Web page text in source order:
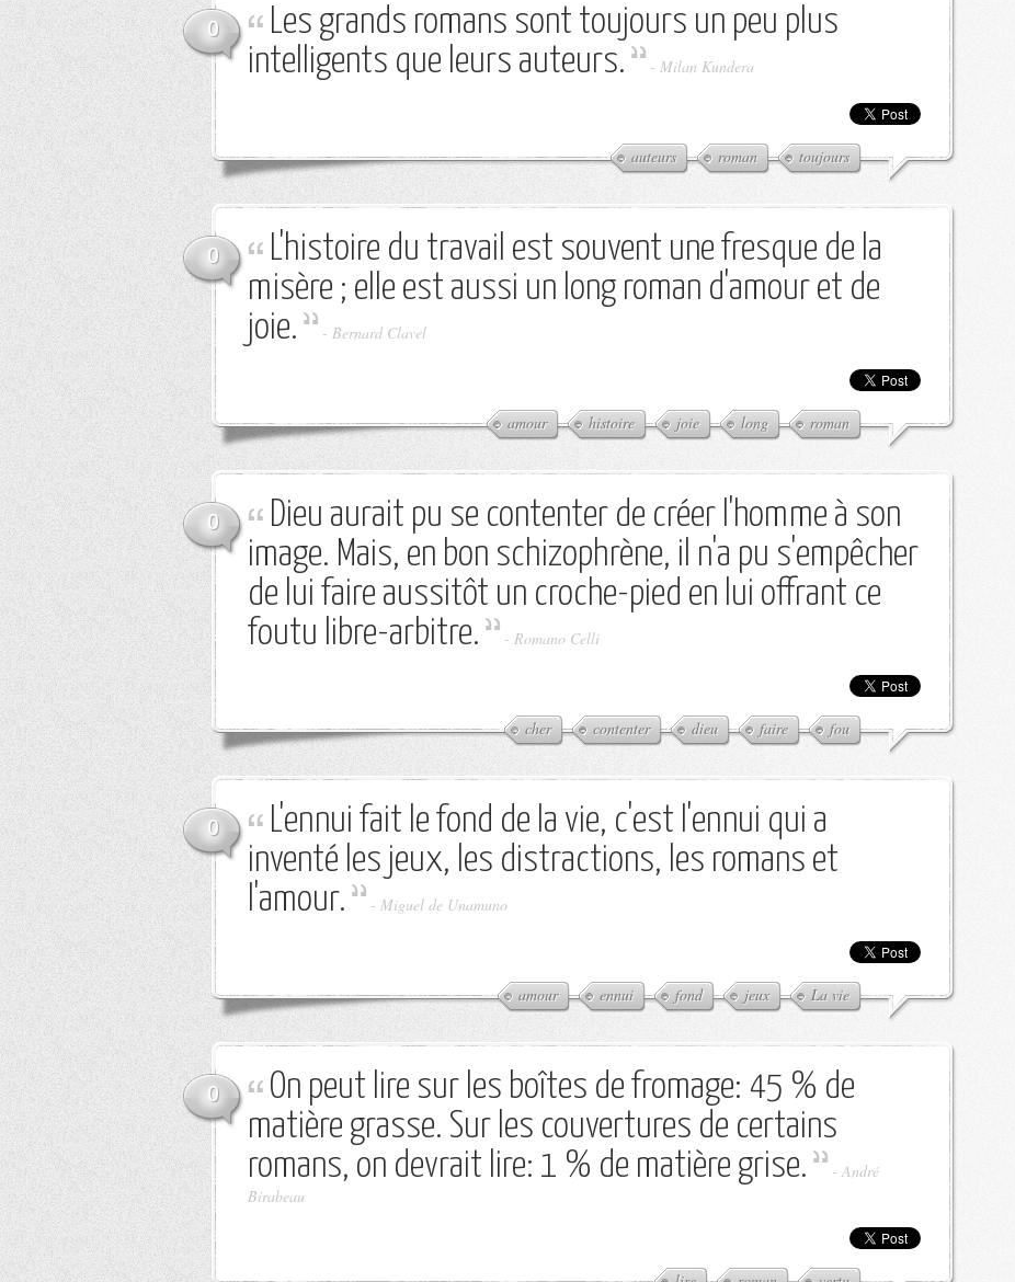
0
Les grands romans sont toujours un peu plus
intelligents que leurs auteurs.
- Milan Kundera
auteurs roman toujours
0
L'histoire du travail est souvent une fresque de la
misère ; elle est aussi un long roman d'amour et de
joie.
- Bernard Clavel
amour histoire joie long roman
0
Dieu aurait pu se contenter de créer l'homme à son
image. Mais, en bon schizophrène, il n'a pu s'empêcher
de lui faire aussitôt un croche-pied en lui offrant ce
foutu libre-arbitre.
- Romano Celli
cher contenter dieu faire fou
0
L'ennui fait le fond de la vie, c'est l'ennui qui a
inventé les jeux, les distractions, les romans et
l'amour.
- Miguel de Unamuno
amour ennui fond jeux La vie
0
On peut lire sur les boîtes de fromage: 45 % de
matière grasse. Sur les couvertures de certains
romans, on devrait lire: 1 % de matière grise.
- André
Birabeau